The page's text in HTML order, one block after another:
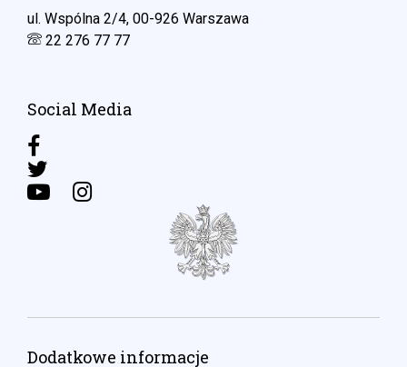
ul. Wspólna 2/4, 00-926 Warszawa
22 276 77 77
Social Media
Dodatkowe informacje